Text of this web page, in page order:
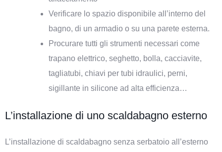
Verificare lo spazio disponibile all’interno del
bagno, di un armadio o su una parete esterna.
Procurare tutti gli strumenti necessari come
trapano elettrico, seghetto, bolla, cacciavite,
tagliatubi, chiavi per tubi idraulici, perni,
sigillante in silicone ad alta efficienza…
L’installazione di uno scaldabagno esterno
L’installazione di scaldabagno senza serbatoio all’esterno